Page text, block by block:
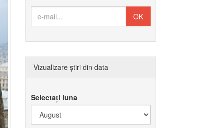
Vizualizare știri din data
Selectați luna